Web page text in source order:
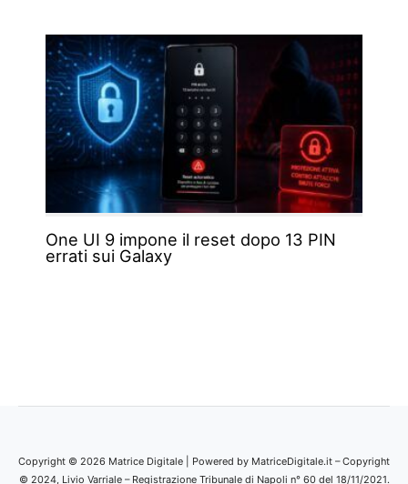
One UI 9 impone il reset dopo 13 PIN
errati sui Galaxy
Copyright © 2026 Matrice Digitale | Powered by MatriceDigitale.it – Copyright
© 2024, Livio Varriale – Registrazione Tribunale di Napoli n° 60 del 18/11/2021.